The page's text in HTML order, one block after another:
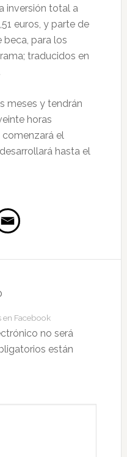
inversión total a
euros, y parte de
beca, para los
traducidos en
meses y tendrán
horas
comenzará el
hasta el
en Facebook
no será
están